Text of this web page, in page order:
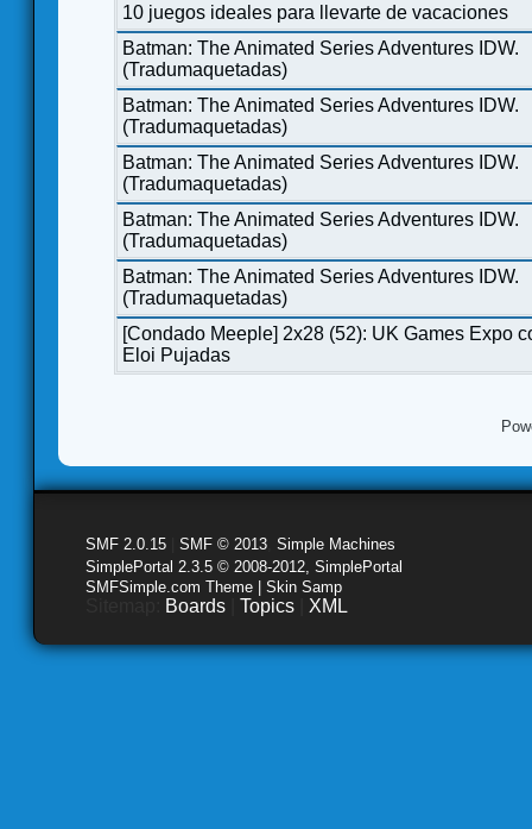
10 juegos ideales para llevarte de vacaciones
Batman: The Animated Series Adventures IDW.
(Tradumaquetadas)
Batman: The Animated Series Adventures IDW.
(Tradumaquetadas)
Batman: The Animated Series Adventures IDW.
(Tradumaquetadas)
Batman: The Animated Series Adventures IDW.
(Tradumaquetadas)
Batman: The Animated Series Adventures IDW.
(Tradumaquetadas)
[Condado Meeple] 2x28 (52): UK Games Expo
Eloi Pujadas
SMF 2.0.15 SMF © 2013 Simple Machines
SimplePortal 2.3.5 © 2008-2012, SimplePortal
SMFSimple.com Theme | Skin Samp
Boards Topics XML